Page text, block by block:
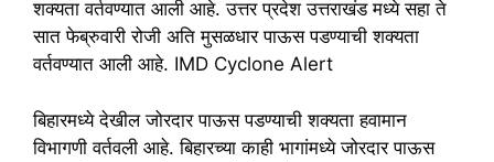
शक्यता वर्तवण्यात आली आहे. उत्तर प्रदेश उत्तराखंड मध्ये सहा ते
सात फेब्रुवारी रोजी अति मुसळधार पाऊस पडण्याची शक्यता
वर्तवण्यात आली आहे. IMD Cyclone Alert
बिहारमध्ये देखील जोरदार पाऊस पडण्याची शक्यता हवामान
विभागणी वर्तवली आहे. बिहारच्या काही भागांमध्ये जोरदार पाऊस